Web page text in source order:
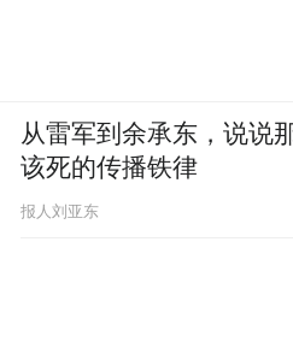
从雷军到余承东，说说
该死的传播铁律
报人刘亚东